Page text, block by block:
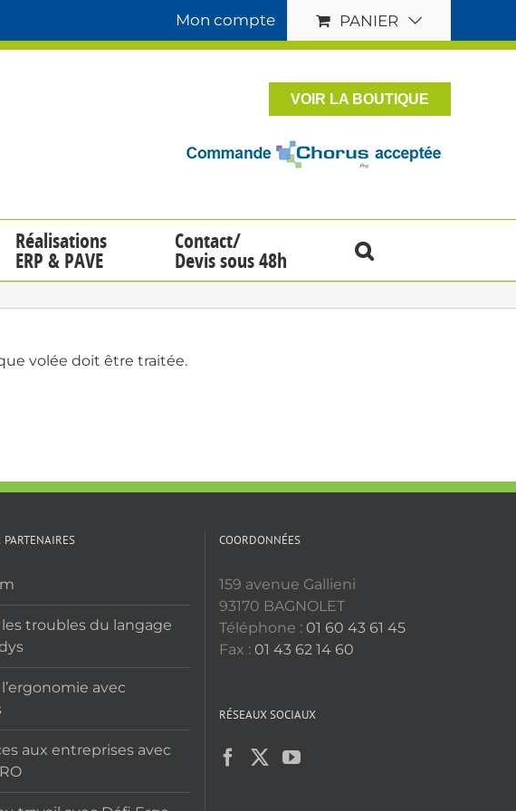
Mon compte PANIER
VOIR LA BOUTIQUE
Réalisations
ERP & PAVE
Contact/
Devis sous 48h
volée doit être traitée.
les troubles du langage
avec
aux entreprises avec
COORDONNÉES
159 avenue Gallieni
93170 BAGNOLET
Téléphone : 01 60 43 61 45
Fax : 01 43 62 14 60
RÉSEAUX SOCIAUX